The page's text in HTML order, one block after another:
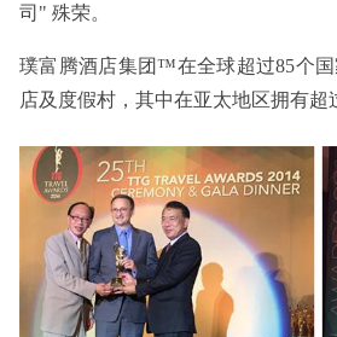
司" 殊荣。
璞富腾酒店集团™在全球超过85个
店及度假村，其中在亚太地区拥有超